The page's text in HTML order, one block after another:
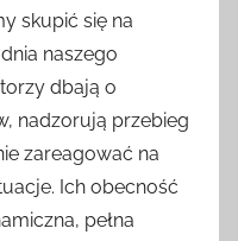
skupić się na
naszego
dbają o
nadzorują przebieg
zareagować na
Ich obecność
pełna